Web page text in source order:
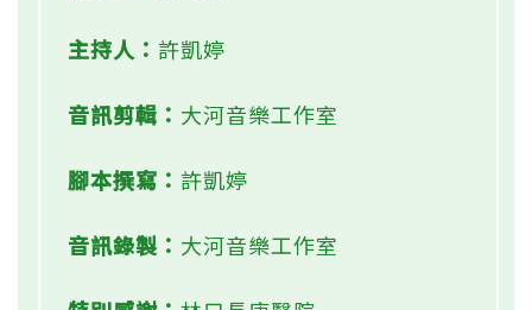
主持人： 許凱婷
音訊剪輯： 大河音樂工作室
腳本撰寫： 許凱婷
音訊錄製： 大河音樂工作室